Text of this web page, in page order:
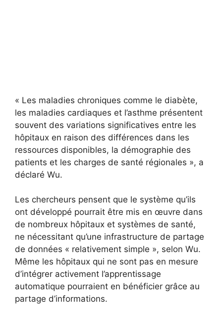
« Les maladies chroniques comme le diabète,
les maladies cardiaques et l’asthme présentent
souvent des variations significatives entre les
hôpitaux en raison des différences dans les
ressources disponibles, la démographie des
patients et les charges de santé régionales », a
déclaré Wu.
Les chercheurs pensent que le système qu’ils
ont développé pourrait être mis en œuvre dans
de nombreux hôpitaux et systèmes de santé,
ne nécessitant qu’une infrastructure de partage
de données « relativement simple », selon Wu.
Même les hôpitaux qui ne sont pas en mesure
d’intégrer activement l’apprentissage
automatique pourraient en bénéficier grâce au
partage d’informations.